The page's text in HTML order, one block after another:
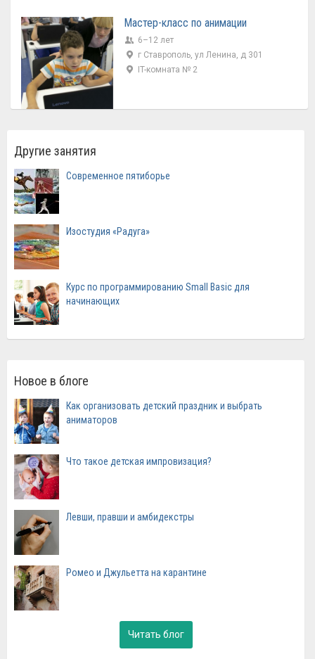
Мастер-класс по анимации
6–12 лет
г Ставрополь, ул Ленина, д 301
IT-комната № 2
Другие занятия
Современное пятиборье
Изостудия «Радуга»
Курс по программированию Small Basic для
начинающих
Новое в блоге
Как организовать детский праздник и выбрать
аниматоров
Что такое детская импровизация?
Левши, правши и амбидекстры
Ромео и Джульетта на карантине
Читать блог